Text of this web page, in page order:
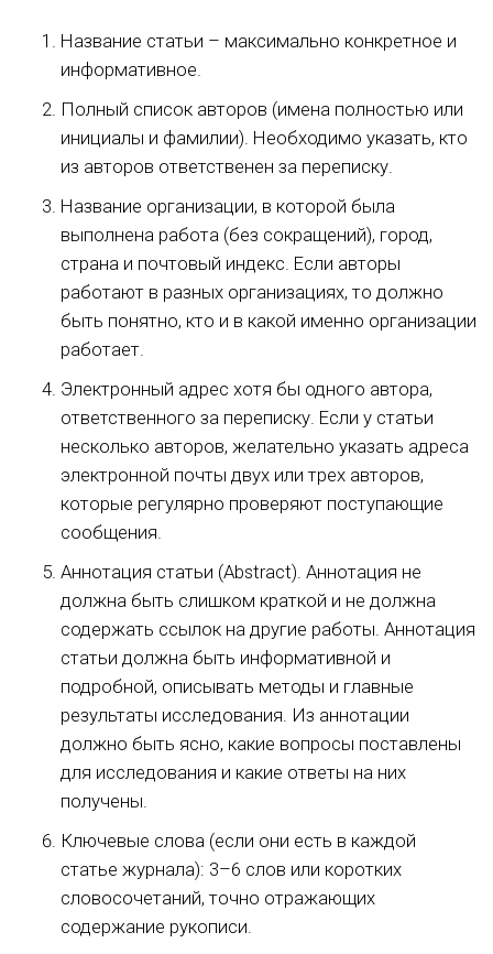
Название статьи – максимально конкретное и
информативное.
Полный список авторов (имена полностью или
инициалы и фамилии). Необходимо указать, кто
из авторов ответственен за переписку.
Название организации, в которой была
выполнена работа (без сокращений), город,
страна и почтовый индекс. Если авторы
работают в разных организациях, то должно
быть понятно, кто и в какой именно организации
работает.
Электронный адрес хотя бы одного автора,
ответственного за переписку. Если у статьи
несколько авторов, желательно указать адреса
электронной почты двух или трех авторов,
которые регулярно проверяют поступающие
сообщения.
Аннотация статьи (Abstract). Аннотация не
должна быть слишком краткой и не должна
содержать ссылок на другие работы. Аннотация
статьи должна быть информативной и
подробной, описывать методы и главные
результаты исследования. Из аннотации
должно быть ясно, какие вопросы поставлены
для исследования и какие ответы на них
получены.
Ключевые слова (если они есть в каждой
статье журнала): 3–6 слов или коротких
словосочетаний, точно отражающих
содержание рукописи.